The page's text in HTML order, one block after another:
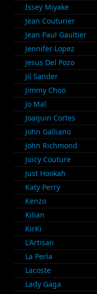
Issey Miyake
Jean Couturier
Jean Paul Gaultier
Jennifer Lopez
Jesus Del Pozo
Jil Sander
Jimmy Choo
Jo Mal
Joaquin Cortes
John Galliano
John Richmond
Juicy Couture
Just Hookah
Katy Perry
Kenzo
Kilian
KirKi
L'Artisan
La Perla
Lacoste
Lady Gaga